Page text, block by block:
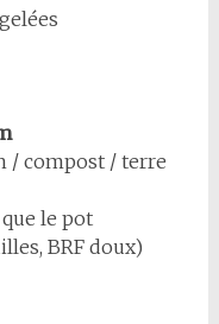
/ compost / terre
le pot
BRF doux)